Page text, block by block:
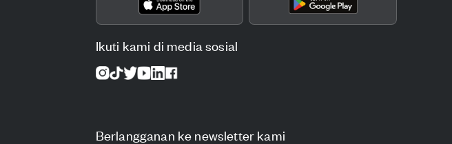
Ikuti kami di media sosial
Berlangganan ke newsletter kami